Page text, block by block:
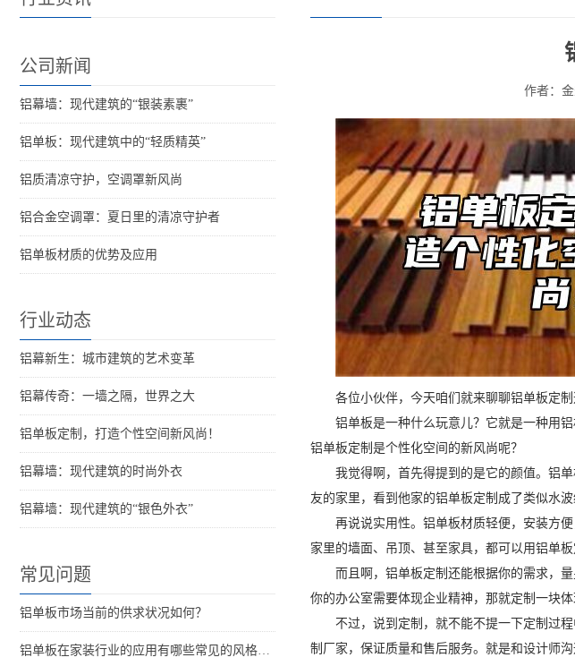
公司新闻
铝幕墙：现代建筑的“银装素裹”
铝单板：现代建筑中的“轻质精英”
铝质清凉守护，空调罩新风尚
铝合金空调罩：夏日里的清凉守护者
铝单板材质的优势及应用
行业动态
铝幕新生：城市建筑的艺术变革
铝幕传奇：一墙之隔，世界之大
铝单板定制，打造个性空间新风尚！
铝幕墙：现代建筑的时尚外衣
铝幕墙：现代建筑的“银色外衣”
常见问题
铝单板市场当前的供求状况如何？
铝单板在家装行业的应用有哪些常见的风格和特点？
作者：
各位小伙伴，今天咱们就来聊聊铝单板定
铝单板是一种什么玩意儿？它就是一种用
铝单板定制是个性化空间的新风尚呢？
我觉得啊，首先得提到的是它的颜值。铝
友的家里，看到他家的铝单板定制成了类似水
再说说实用性。铝单板材质轻便，安装方
家里的墙面、吊顶、甚至家具，都可以用铝单
而且啊，铝单板定制还能根据你的需求，
你的办公室需要体现企业精神，那就定制一块
不过，说到定制，就不能不提一下定制过
制厂家，保证质量和售后服务。就是和设计师